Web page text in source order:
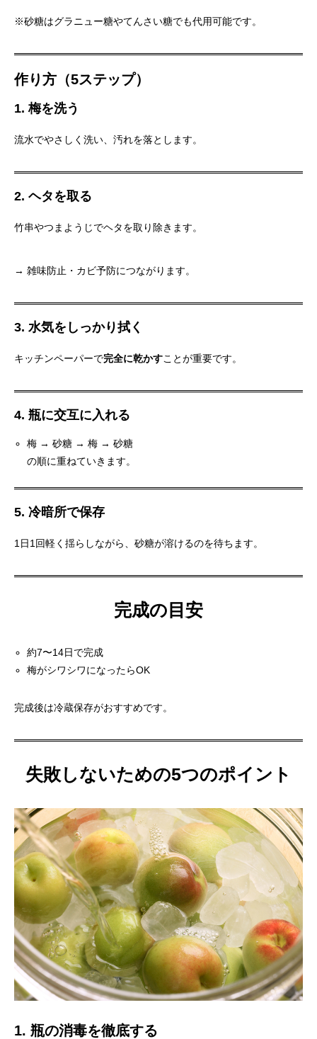
※砂糖はグラニュー糖やてんさい糖でも代用可能です。
作り方（5ステップ）
1. 梅を洗う
流水でやさしく洗い、汚れを落とします。
2. ヘタを取る
竹串やつまようじでヘタを取り除きます。
→ 雑味防止・カビ予防につながります。
3. 水気をしっかり拭く
キッチンペーパーで完全に乾かすことが重要です。
4. 瓶に交互に入れる
梅 → 砂糖 → 梅 → 砂糖
の順に重ねていきます。
5. 冷暗所で保存
1日1回軽く揺らしながら、砂糖が溶けるのを待ちます。
完成の目安
約7〜14日で完成
梅がシワシワになったらOK
完成後は冷蔵保存がおすすめです。
失敗しないための5つのポイント
1. 瓶の消毒を徹底する